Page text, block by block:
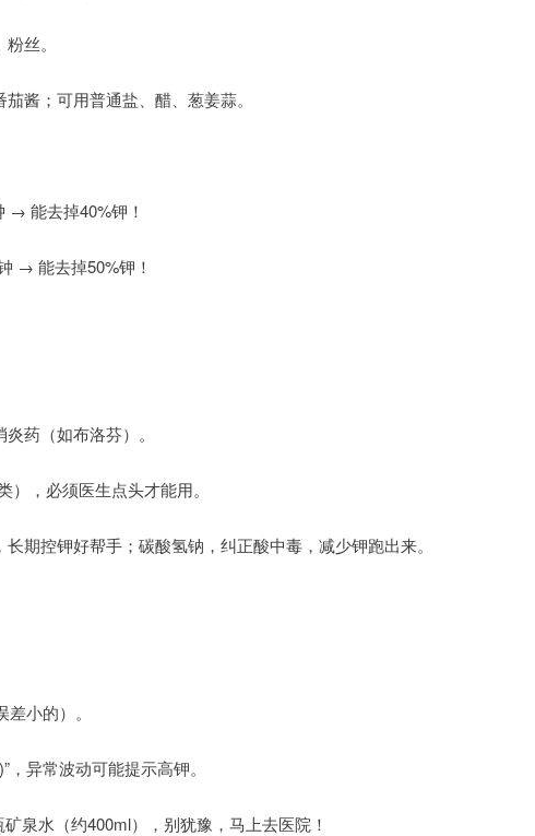
丝。
酱；可用普通盐、醋、葱姜蒜。
→ 能去掉40%钾！
→ 能去掉50%钾！
药（如布洛芬）。
），必须医生点头才能用。
期控钾好帮手；碳酸氢钠，纠正酸中毒，减少钾跑出来。
小的）。
异常波动可能提示高钾。
泉水（约400ml），别犹豫，马上去医院！